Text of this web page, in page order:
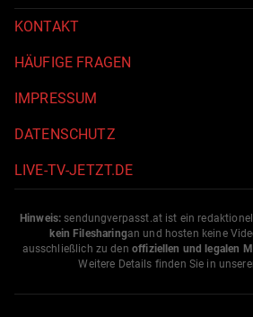
KONTAKT
HÄUFIGE FRAGEN
IMPRESSUM
DATENSCHUTZ
LIVE-TV-JETZT.DE
Hinweis: sendungverpasst.at ist ein
kein Filesharingan und hosten keine
ausschließlich zu den offiziellen und legalen
Weitere Details finden Sie in